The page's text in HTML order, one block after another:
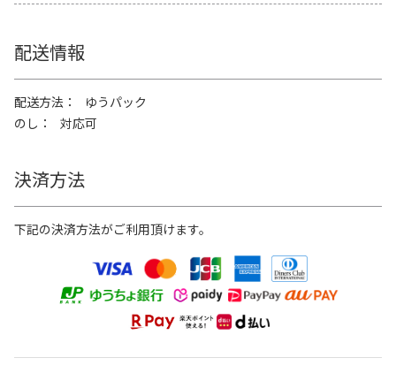
配送情報
配送方法
ゆうパック
のし
対応可
決済方法
下記の決済方法がご利用頂けます。